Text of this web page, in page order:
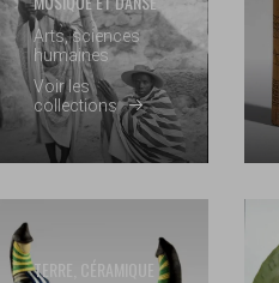
Arts, sciences
humaines
Voir les
collections
TERRE, CÉRAMIQUE